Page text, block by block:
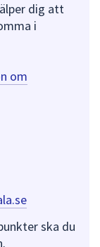
dig att
i
om
ska du